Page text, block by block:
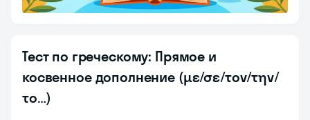
Тест по греческому: Прямое и
косвенное дополнение (με/σε/τον/την/
το…)